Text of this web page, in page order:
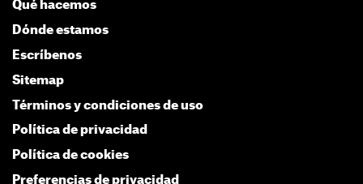
Qué hacemos
Dónde estamos
Escríbenos
Sitemap
Términos y condiciones de uso
Política de privacidad
Política de cookies
Preferencias de privacidad